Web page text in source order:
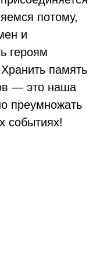
потому,
и
героям
память
— это наша
преумножать
событиях!